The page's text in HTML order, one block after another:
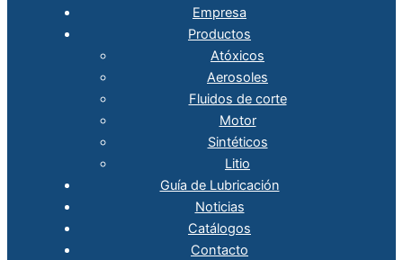
Empresa
Productos
Atóxicos
Aerosoles
Fluidos de corte
Motor
Sintéticos
Litio
Guía de Lubricación
Noticias
Catálogos
Contacto